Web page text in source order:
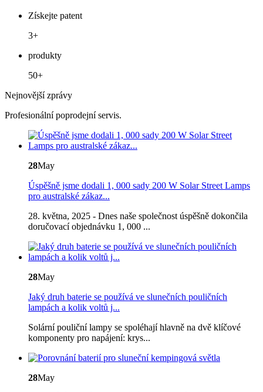
Získejte patent
3+
produkty
50+
Nejnovější zprávy
Profesionální poprodejní servis.
28May
Úspěšně jsme dodali 1, 000 sady 200 W Solar Street Lamps
pro australské zákaz...
28. května, 2025 - Dnes naše společnost úspěšně dokončila
doručovací objednávku 1, 000 ...
28May
Jaký druh baterie se používá ve slunečních pouličních
lampách a kolik voltů j...
Solární pouliční lampy se spoléhají hlavně na dvě klíčové
komponenty pro napájení: krys...
28May